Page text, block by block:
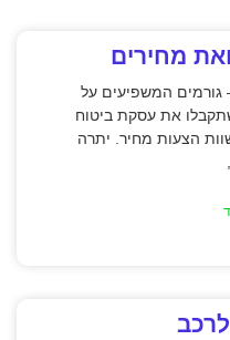
מחירים
גורמים המשפיעים על
את עסקת ביטוח
הצעות מחיר. יתרה